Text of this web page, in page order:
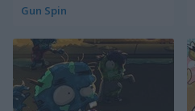
Gun Spin